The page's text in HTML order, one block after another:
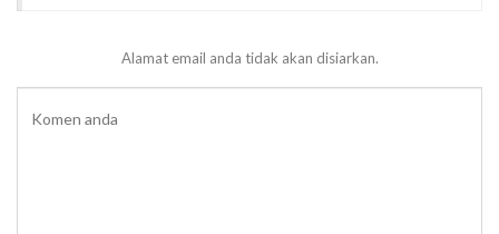
Alamat email anda tidak akan disiarkan.